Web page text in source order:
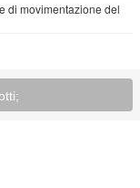
di movimentazione del